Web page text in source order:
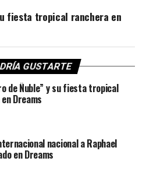
fiesta tropical ranchera en
GUSTARTE
de Ñuble” y su fiesta tropical
Dreams
nacional a Raphael
en Dreams